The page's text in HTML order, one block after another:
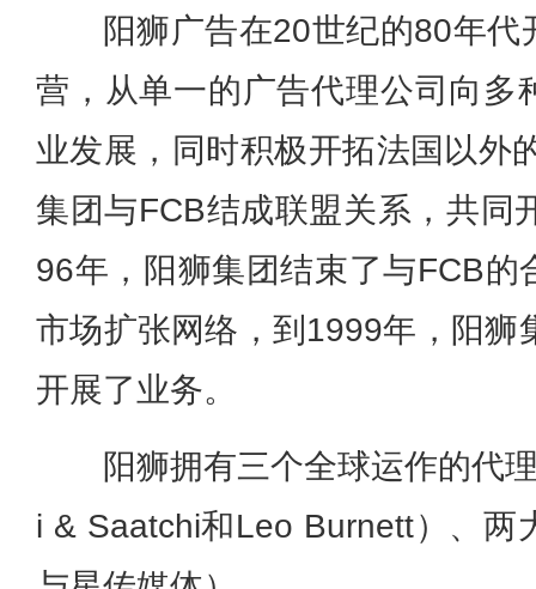
阳狮广告在20世纪的80年
营，从单一的广告代理公司向多
业发展，同时积极开拓法国以外
集团与FCB结成联盟关系，共同
96年，阳狮集团结束了与FCB的
市场扩张网络，到1999年，阳狮
开展了业务。
阳狮拥有三个全球运作的代
i & Saatchi和Leo Burnett）、两